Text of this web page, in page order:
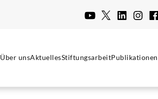
Über unsAktuellesStiftungsarbeitPublikationen